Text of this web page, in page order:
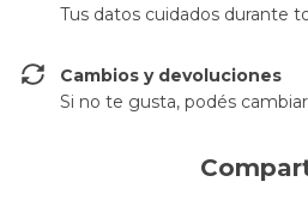
Tus datos cuidados durante
Cambios y devoluciones
Si no te gusta, podés